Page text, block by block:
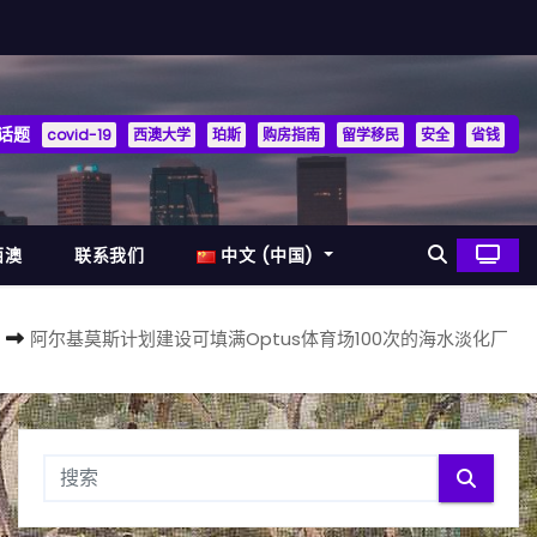
题 covid-19 西澳大学 珀斯 购房指南 留学移民 安全 省钱
澳 联系我们 中文 (中国)
阿尔基莫斯计划建设可填满Optus体育场100次的海水淡化厂